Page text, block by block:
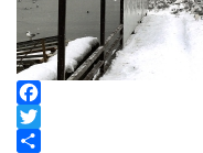
Facebook
Twitter